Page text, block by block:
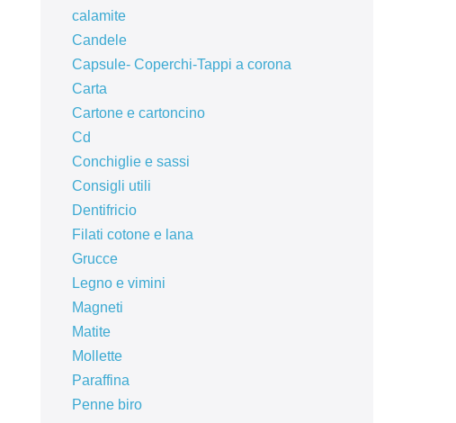
calamite
Candele
Capsule- Coperchi-Tappi a corona
Carta
Cartone e cartoncino
Cd
Conchiglie e sassi
Consigli utili
Dentifricio
Filati cotone e lana
Grucce
Legno e vimini
Magneti
Matite
Mollette
Paraffina
Penne biro